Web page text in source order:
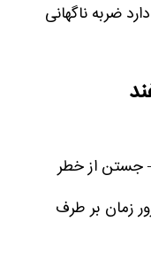
ضربه ناگهانی
جستن از خطر
زمان بر طرف